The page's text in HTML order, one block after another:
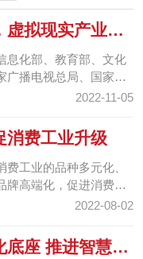
虚拟现实产业迈
窗口期
息化部、教育部、文化
广播电视总局、国家体
联合发布《虚拟现实与
2022-11-05
消费工业升级
费工业的品种多元化、
牌高端化，促进消费工
要通过多种政策手段，
2022-08-02
底座 推进智慧社